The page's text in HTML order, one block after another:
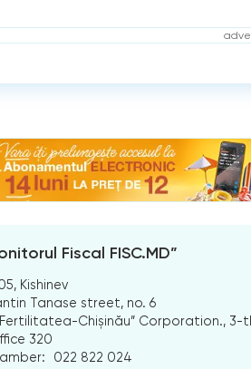
Fiscal FISC.MD”
Kishinev
Tanase street, no. 6
Chișinău” Corporation., 3-
320
022 822 024